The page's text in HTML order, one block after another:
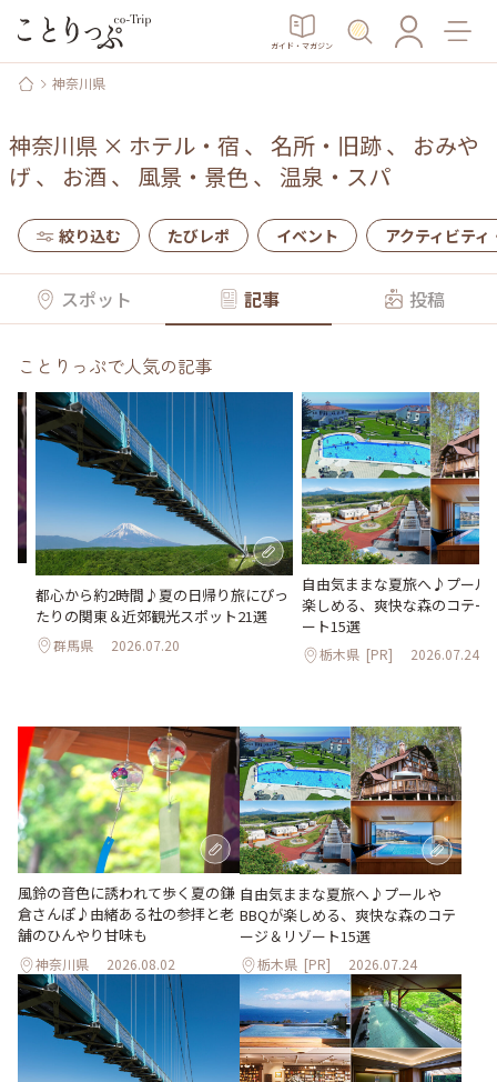
ガイド・マガジン
神奈川県
神奈川県 × ホテル・宿 、 名所・旧跡、 おみや
げ 、 お酒 、 風景・景色、 温泉・スパ
絞り込む たびレポ イベント アクティビティ
スポット 記事 投稿
ことりっぷで人気の記事
都心から約2時間♪夏の日帰り旅にぴっ
たりの関東＆近郊観光スポット21選
群馬県 2026.07.20
自由気ままな夏旅へ♪プール
楽しめる、爽快な森のコテー
ート15選
栃木県 [PR] 2026.07.24
風鈴の音色に誘われて歩く夏の鎌
倉さんぽ♪由緒ある社の参拝と老
舗のひんやり甘味も
神奈川県 2026.08.02
自由気ままな夏旅へ♪プールや
BBQが楽しめる、爽快な森のコテ
ージ＆リゾート15選
栃木県 [PR] 2026.07.24